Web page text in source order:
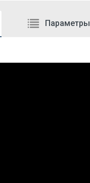
Параметры